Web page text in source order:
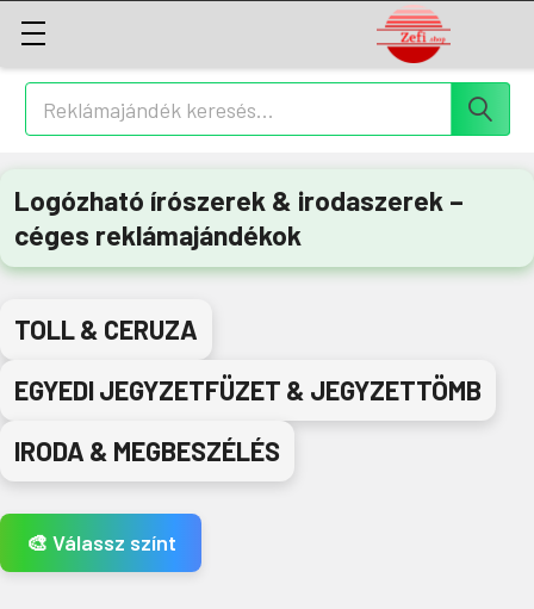
Keresés
Logózható írószerek & irodaszerek –
céges reklámajándékok
TOLL & CERUZA
EGYEDI JEGYZETFÜZET & JEGYZETTÖMB
IRODA & MEGBESZÉLÉS
🎨 Válassz színt